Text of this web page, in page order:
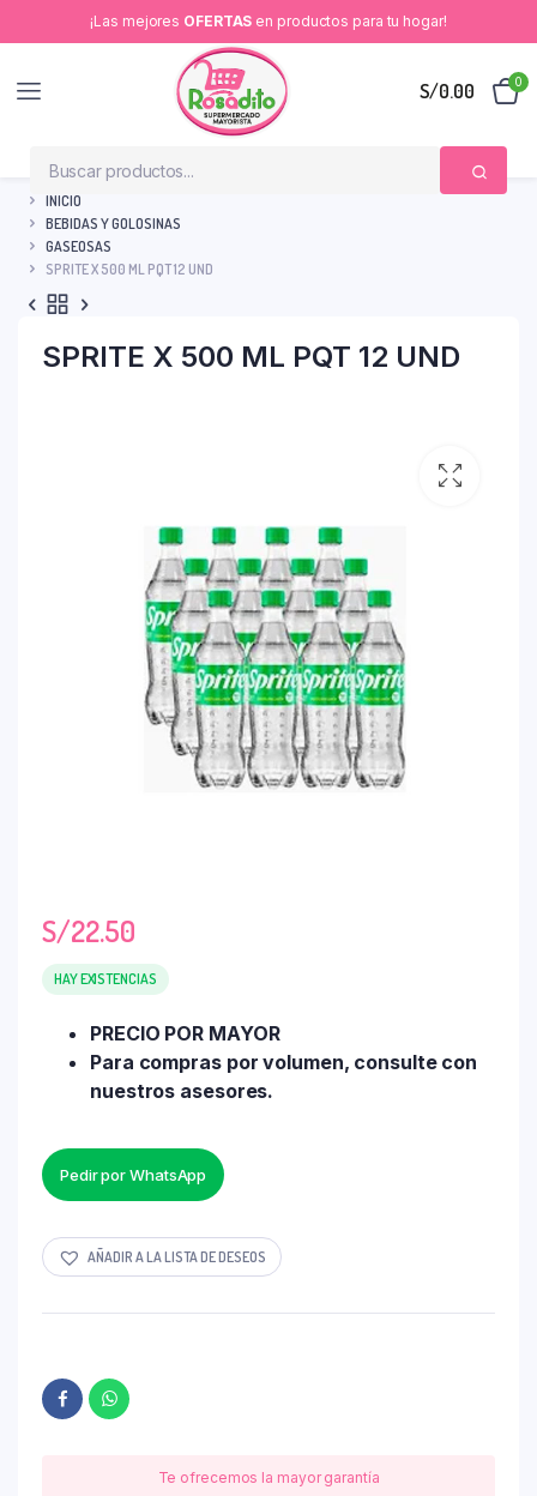
¡Las mejores OFERTAS en productos para tu hogar!
S/0.00 0
INICIO
BEBIDAS Y GOLOSINAS
GASEOSAS
SPRITE X 500 ML PQT 12 UND
SPRITE X 500 ML PQT 12 UND
S/22.50
HAY EXISTENCIAS
PRECIO POR MAYOR
Para compras por volumen, consulte con
nuestros asesores.
Pedir por WhatsApp
AÑADIR A LA LISTA DE DESEOS
Te ofrecemos la mayor garantía